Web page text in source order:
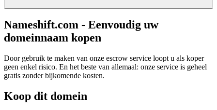
Nameshift.com - Eenvoudig uw
domeinnaam kopen
Door gebruik te maken van onze escrow service loopt u als koper
geen enkel risico. En het beste van allemaal: onze service is geheel
gratis zonder bijkomende kosten.
Koop dit domein